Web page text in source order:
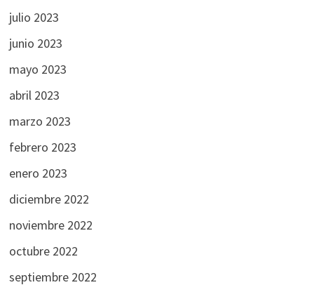
julio 2023
junio 2023
mayo 2023
abril 2023
marzo 2023
febrero 2023
enero 2023
diciembre 2022
noviembre 2022
octubre 2022
septiembre 2022